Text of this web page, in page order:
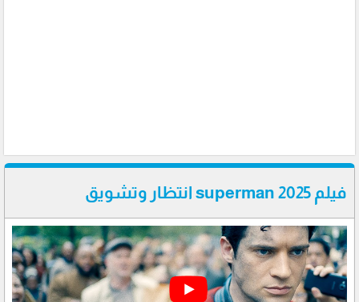
فيلم superman 2025 انتظار وتشويق